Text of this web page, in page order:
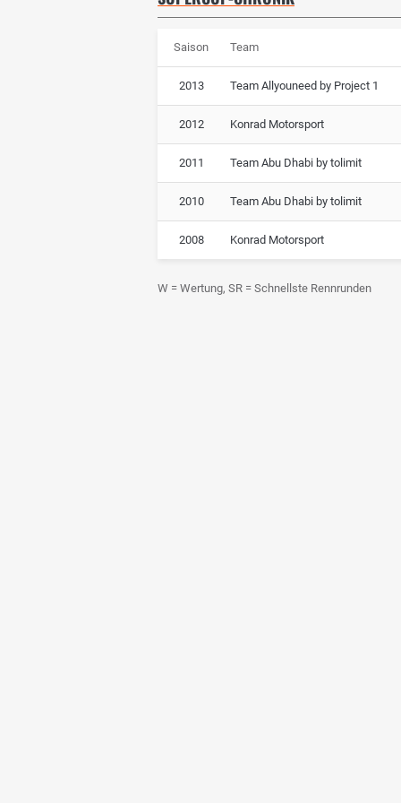
Saison Team
2013 Team Allyouneed by Project 1
2012 Konrad Motorsport
2011 Team Abu Dhabi by tolimit
2010 Team Abu Dhabi by tolimit
2008 Konrad Motorsport
W = Wertung, SR = Schnellste Rennrunden